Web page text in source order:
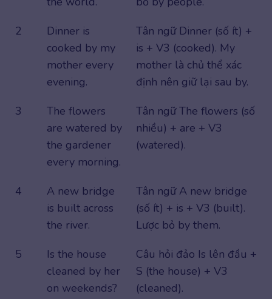
2
Dinner is
cooked by my
mother every
evening.
Tân ngữ Dinner (số ít) +
is + V3 (cooked). My
mother là chủ thể xác
định nên giữ lại sau by.
3
The flowers
are watered by
the gardener
every morning.
Tân ngữ The flowers (số
nhiều) + are + V3
(watered).
4
A new bridge
is built across
the river.
Tân ngữ A new bridge
(số ít) + is + V3 (built).
Lược bỏ by them.
5
Is the house
cleaned by her
on weekends?
Câu hỏi đảo Is lên đầu +
S (the house) + V3
(cleaned).